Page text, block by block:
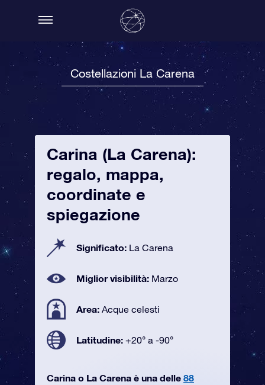
Costellazioni La Carena
Carina (La Carena):
regalo, mappa,
coordinate e
spiegazione
Significato: La Carena
Miglior visibilità: Marzo
Area: Acque celesti
Latitudine: +20° a -90°
Carina o La Carena è una delle 88